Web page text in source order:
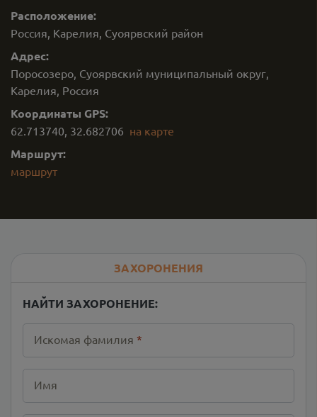
Расположение:
Россия, Карелия, Суоярвский район
Адрес:
Поросозеро, Суоярвский муниципальный округ,
Карелия, Россия
Координаты GPS:
62.713740, 32.682706 на карте
Маршрут:
маршрут
ЗАХОРОНЕНИЯ
НАЙТИ ЗАХОРОНЕНИЕ:
Искомая фамилия *
Имя